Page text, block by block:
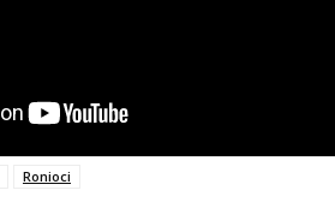
Ronioci